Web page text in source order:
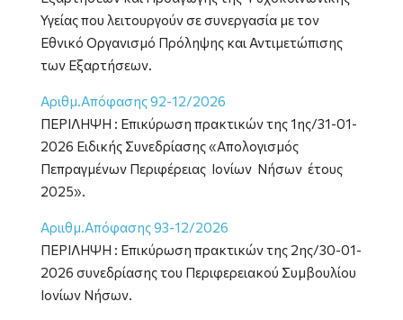
Υγείας που λειτουργούν σε συνεργασία με τον
Εθνικό Οργανισμό Πρόληψης και Αντιμετώπισης
των Εξαρτήσεων.
Αριθμ.Απόφασης 92-12/2026
ΠΕΡΙΛΗΨΗ : Επικύρωση πρακτικών της 1ης/31-01-
2026 Ειδικής Συνεδρίασης «Απολογισμός
Πεπραγμένων Περιφέρειας Ιονίων Νήσων έτους
2025».
Αριιθμ.Απόφασης 93-12/2026
ΠΕΡΙΛΗΨΗ : Επικύρωση πρακτικών της 2ης/30-01-
2026 συνεδρίασης του Περιφερειακού Συμβουλίου
Ιονίων Νήσων.